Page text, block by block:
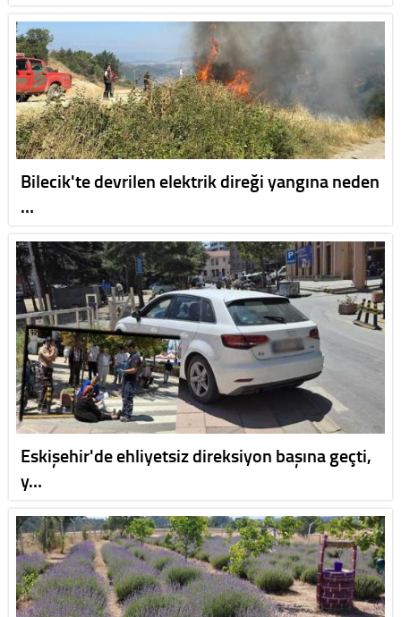
Bilecik'te devrilen elektrik direği yangına neden
…
Eskişehir'de ehliyetsiz direksiyon başına geçti,
y…